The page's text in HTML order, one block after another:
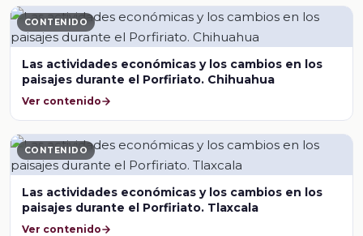
CONTENIDO
Las actividades económicas y los cambios en los
paisajes durante el Porfiriato. Chihuahua
Ver contenido
CONTENIDO
Las actividades económicas y los cambios en los
paisajes durante el Porfiriato. Tlaxcala
Ver contenido